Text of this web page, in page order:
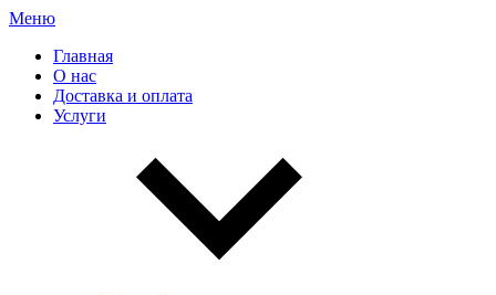
Меню
Главная
О нас
Доставка и оплата
Услуги